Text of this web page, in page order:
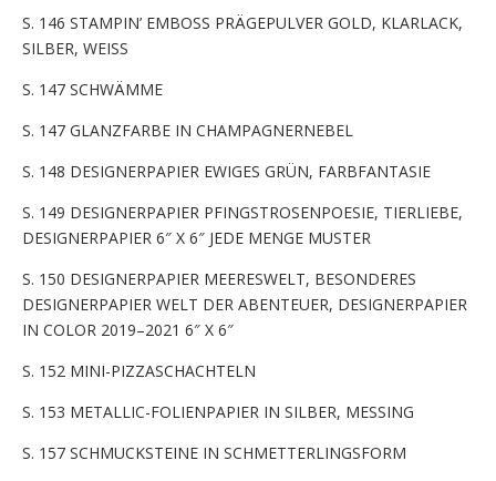
S. 146 STAMPIN’ EMBOSS PRÄGEPULVER GOLD, KLARLACK,
SILBER, WEISS
S. 147 SCHWÄMME
S. 147 GLANZFARBE IN CHAMPAGNERNEBEL
S. 148 DESIGNERPAPIER EWIGES GRÜN, FARBFANTASIE
S. 149 DESIGNERPAPIER PFINGSTROSENPOESIE, TIERLIEBE,
DESIGNERPAPIER 6″ X 6″ JEDE MENGE MUSTER
S. 150 DESIGNERPAPIER MEERESWELT, BESONDERES
DESIGNERPAPIER WELT DER ABENTEUER, DESIGNERPAPIER
IN COLOR 2019–2021 6″ X 6″
S. 152 MINI-PIZZASCHACHTELN
S. 153 METALLIC-FOLIENPAPIER IN SILBER, MESSING
S. 157 SCHMUCKSTEINE IN SCHMETTERLINGSFORM